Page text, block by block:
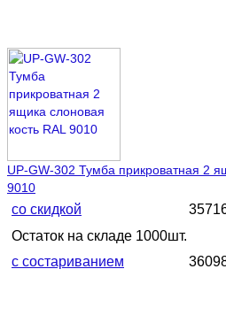
UP-GW-302 Тумба прикроватная 2
9010
со скидкой
Остаток на складе 1000шт.
с состариванием